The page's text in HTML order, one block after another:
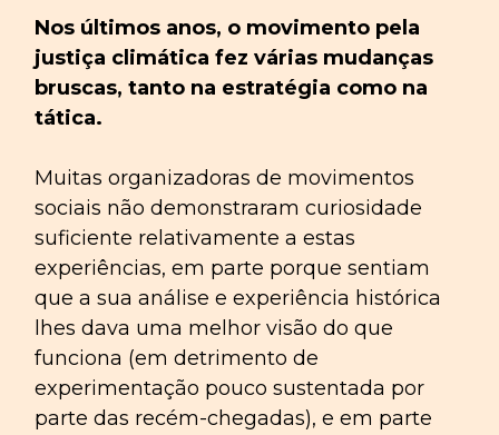
Nos últimos anos, o movimento pela
justiça climática fez várias mudanças
bruscas, tanto na estratégia como na
tática.
Muitas organizadoras de movimentos
sociais não demonstraram curiosidade
suficiente relativamente a estas
experiências, em parte porque sentiam
que a sua análise e experiência histórica
lhes dava uma melhor visão do que
funciona (em detrimento de
experimentação pouco sustentada por
parte das recém-chegadas), e em parte